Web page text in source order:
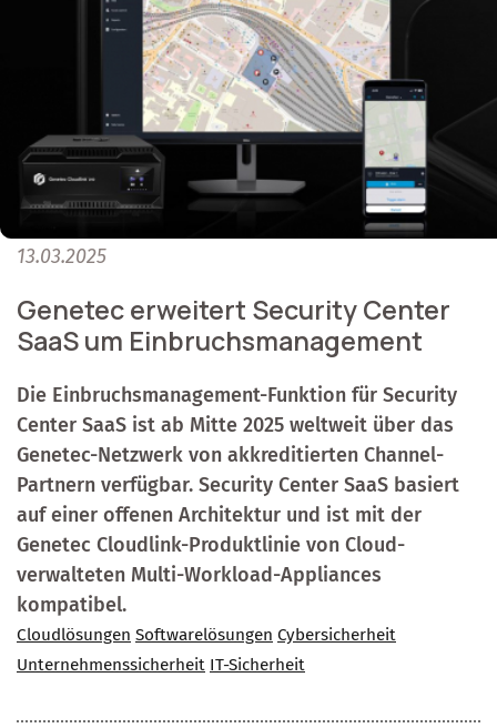
13.03.2025
Genetec erweitert Security Center
SaaS um Einbruchsmanagement
Die Einbruchsmanagement-Funktion für Security
Center SaaS ist ab Mitte 2025 weltweit über das
Genetec-Netzwerk von akkreditierten Channel-
Partnern verfügbar. Security Center SaaS basiert
auf einer offenen Architektur und ist mit der
Genetec Cloudlink-Produktlinie von Cloud-
verwalteten Multi-Workload-Appliances
kompatibel.
Cloudlösungen Softwarelösungen Cybersicherheit
Unternehmenssicherheit IT-Sicherheit